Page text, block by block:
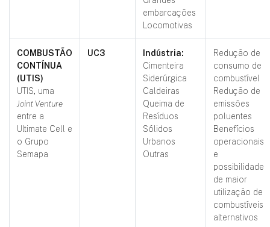
embarcações
Locomotivas
COMBUSTÃO
CONTÍNUA
(UTIS)
UTIS, uma
Joint Venture
entre a
Ultimate Cell e
o Grupo
Semapa
UC3
Indústria:
Cimenteira
Siderúrgica
Caldeiras
Queima de
Resíduos
Sólidos
Urbanos
Outras
Redução de
consumo de
combustível
Redução de
emissões
poluentes
Benefícios
operacionais
e
possibilidade
de maior
utilização de
combustíveis
alternativos